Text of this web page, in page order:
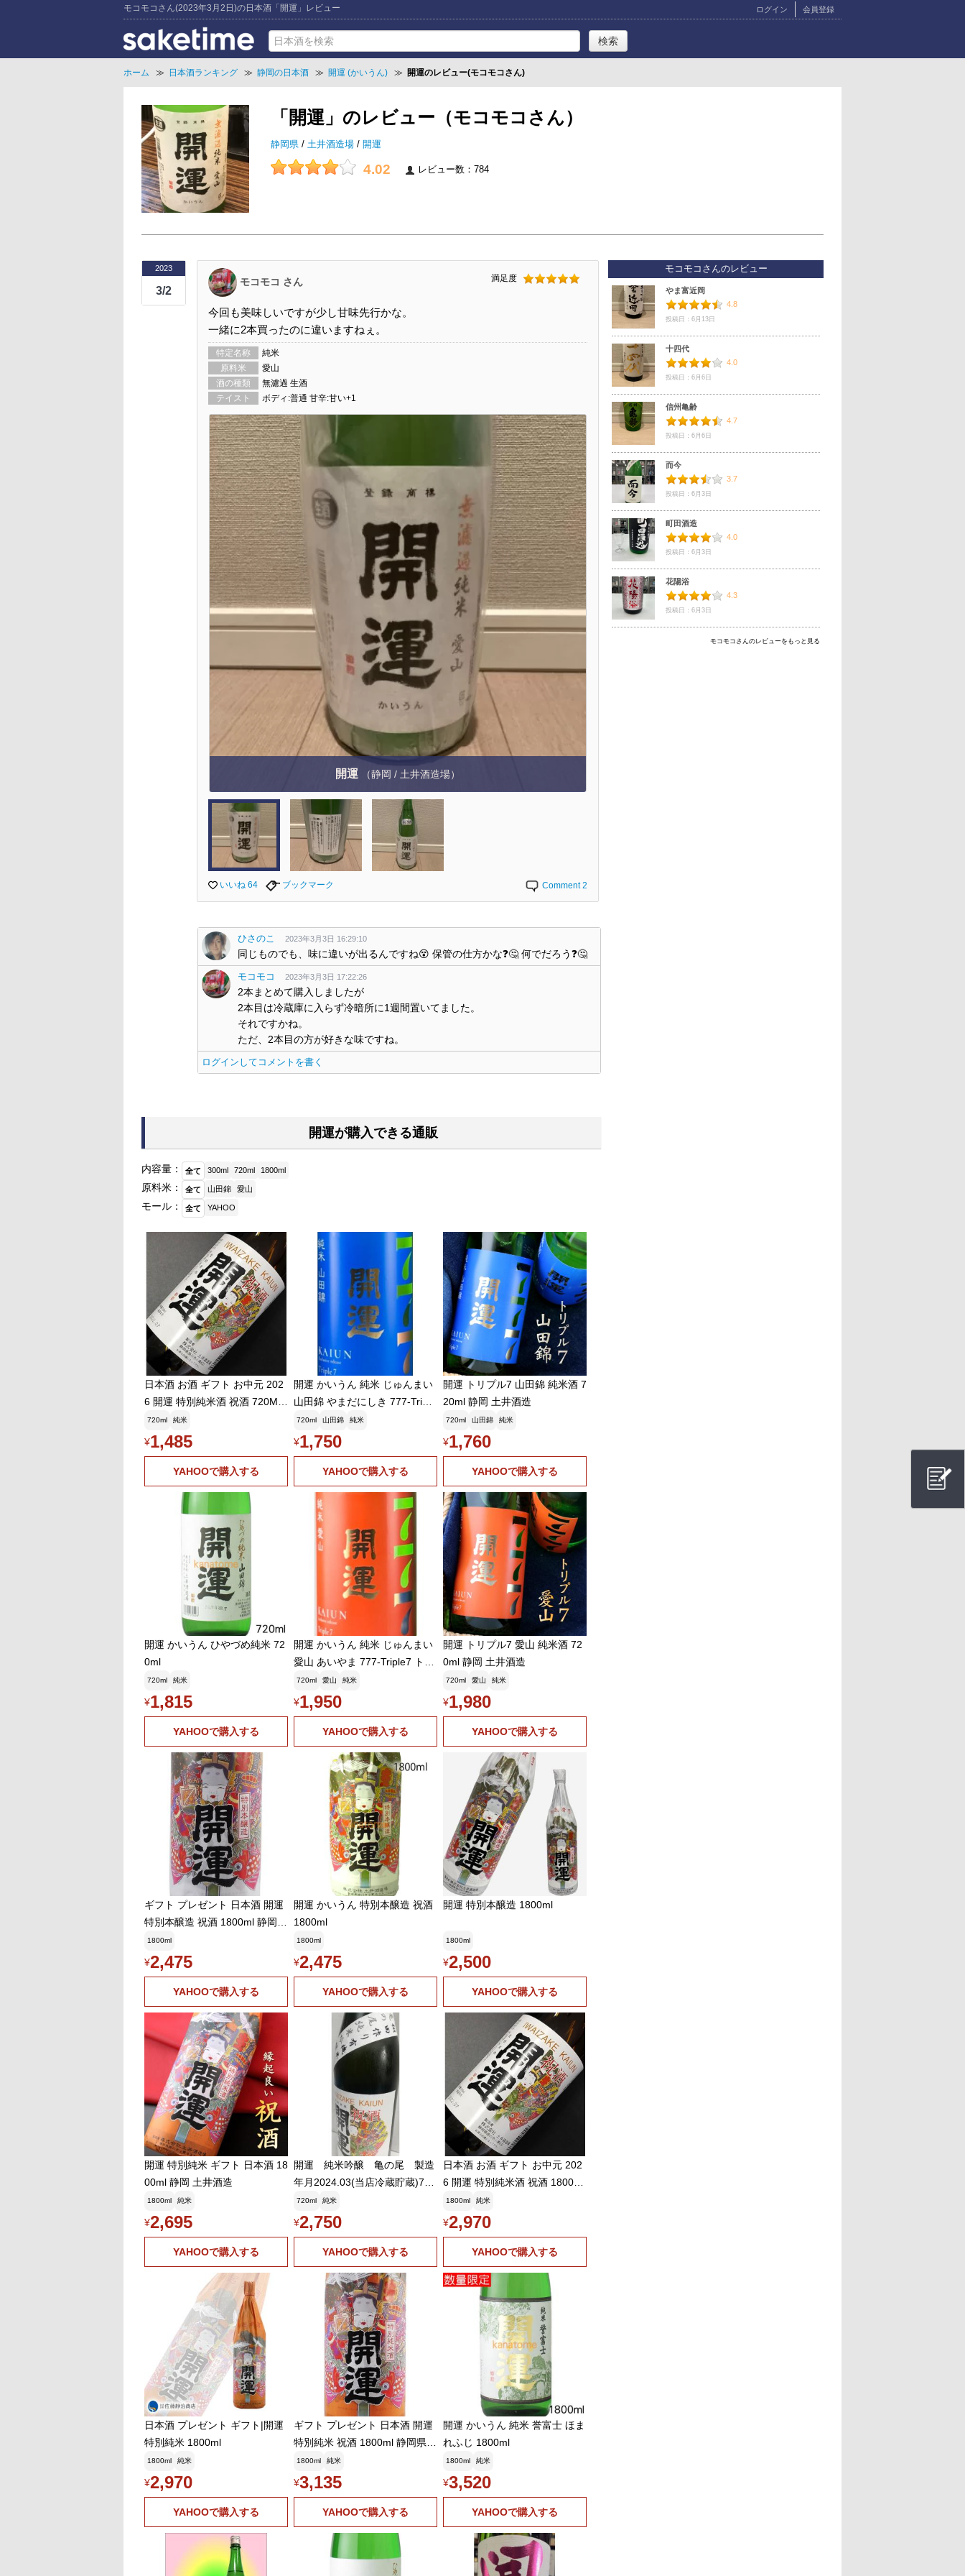
モコモコさん(2023年3月2日)の日本酒「開運」レビュー ログイン 会員登録
ホーム ≫ 日本酒ランキング ≫ 静岡の日本酒 ≫ 開運 (かいうん) ≫ 開運のレビュー(モコモコさん)
「開運」のレビュー（モコモコさん）
静岡県 / 土井酒造場 / 開運
4.02 レビュー数：784
2023
3/2
モコモコ さん 満足度
今回も美味しいですが少し甘味先行かな。
一緒に2本買ったのに違いますねぇ。
特定名称
純米
原料米
愛山
酒の種類
無濾過 生酒
テイスト
ボディ:普通 甘辛:甘い+1
開運 （静岡 / 土井酒造場）
いいね 64 ブックマーク Comment 2
ひさのこ 2023年3月3日 16:29:10
同じものでも、味に違いが出るんですね😵 保管の仕方かな❓🤔 何でだろう❓🤔
モコモコ 2023年3月3日 17:22:26
2本まとめて購入しましたが
2本目は冷蔵庫に入らず冷暗所に1週間置いてました。
それですかね。
ただ、2本目の方が好きな味ですね。
ログインしてコメントを書く
モコモコさんのレビュー
やま富近岡
4.8
投稿日：6月13日
十四代
4.0
投稿日：6月6日
信州亀齢
4.7
投稿日：6月6日
而今
3.7
投稿日：6月3日
町田酒造
4.0
投稿日：6月3日
花陽浴
4.3
投稿日：6月3日
モコモコさんのレビューをもっと見る
開運が購入できる通販
内容量： 全て 300ml 720ml 1800ml
原料米： 全て 山田錦 愛山
モール： 全て YAHOO
日本酒 お酒 ギフト お中元 202
6 開運 特別純米酒 祝酒 720ML
特製化粧箱入
720ml 純米
¥1,485
YAHOOで購入する
開運 かいうん 純米 じゅんまい
山田錦 やまだにしき 777-Triple
7 トリプルセブン 720ml 土井酒
造場 日本酒 純米酒 チャレンジ
酒 静岡県 掛川市 kaiun
720ml 山田錦 純米
¥1,750
YAHOOで購入する
開運 トリプル7 山田錦 純米酒 7
20ml 静岡 土井酒造
720ml 山田錦 純米
¥1,760
YAHOOで購入する
開運 かいうん ひやづめ純米 72
0ml
720ml 純米
¥1,815
YAHOOで購入する
開運 かいうん 純米 じゅんまい
愛山 あいやま 777-Triple7 トリ
プルセブン 720ml 土井酒造場
日本酒 純米酒 チャレンジ酒 静
岡県 掛川市 kaiun Doi Shuzojo
720ml 愛山 純米
¥1,950
YAHOOで購入する
開運 トリプル7 愛山 純米酒 72
0ml 静岡 土井酒造
720ml 愛山 純米
¥1,980
YAHOOで購入する
ギフト プレゼント 日本酒 開運
特別本醸造 祝酒 1800ml 静岡県
土井酒造場
1800ml
¥2,475
YAHOOで購入する
開運 かいうん 特別本醸造 祝酒
1800ml
1800ml
¥2,475
YAHOOで購入する
開運 特別本醸造 1800ml
1800ml
¥2,500
YAHOOで購入する
開運 特別純米 ギフト 日本酒 18
00ml 静岡 土井酒造
1800ml 純米
¥2,695
YAHOOで購入する
開運 純米吟醸 亀の尾 製造
年月2024.03(当店冷蔵貯蔵)720
ml 日本酒 静岡人気 土井酒
造場
720ml 純米
¥2,750
YAHOOで購入する
日本酒 お酒 ギフト お中元 202
6 開運 特別純米酒 祝酒 1800M
L 特製巻紙付
1800ml 純米
¥2,970
YAHOOで購入する
日本酒 プレゼント ギフト|開運
特別純米 1800ml
1800ml 純米
¥2,970
YAHOOで購入する
ギフト プレゼント 日本酒 開運
特別純米 祝酒 1800ml 静岡県
土井酒造場
1800ml 純米
¥3,135
YAHOOで購入する
開運 かいうん 純米 誉富士 ほま
れふじ 1800ml
1800ml 純米
¥3,520
YAHOOで購入する